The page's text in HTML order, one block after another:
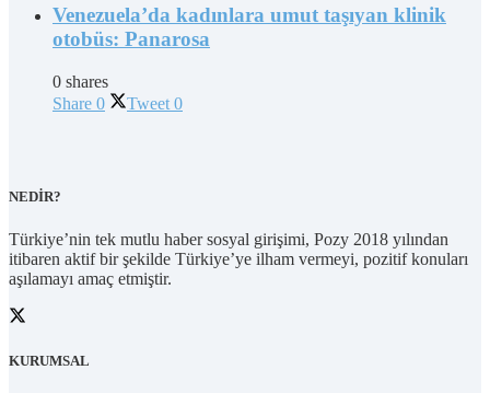
Venezuela’da kadınlara umut taşıyan klinik
otobüs: Panarosa
0 shares
Share 0 Tweet 0
NEDİR?
Türkiye’nin tek mutlu haber sosyal girişimi, Pozy 2018 yılından
itibaren aktif bir şekilde Türkiye’ye ilham vermeyi, pozitif konuları
aşılamayı amaç etmiştir.
KURUMSAL